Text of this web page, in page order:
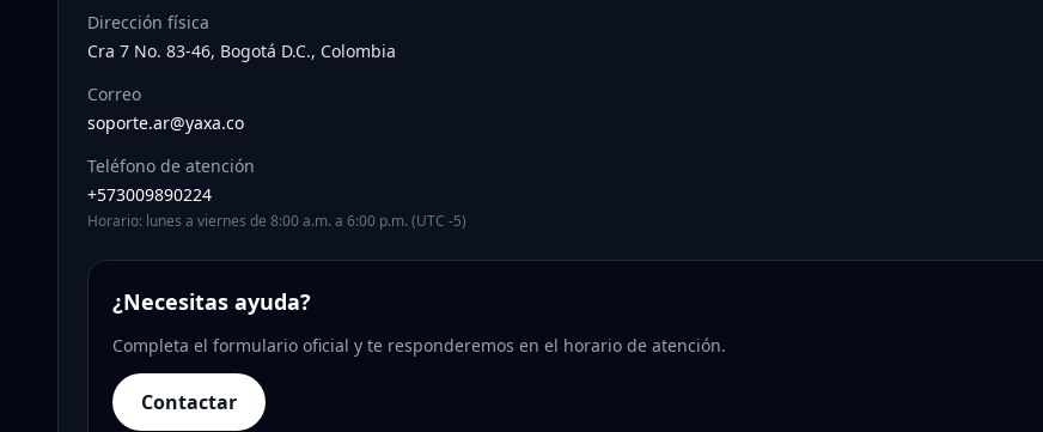
Dirección física
Cra 7 No. 83-46, Bogotá D.C., Colombia
Correo
soporte.ar@yaxa.co
Teléfono de atención
+573009890224
Horario: lunes a viernes de 8:00 a.m. a 6:00 p.m. (UTC -5)
¿Necesitas ayuda?
Completa el formulario oficial y te responderemos en el horario de atención.
Contactar